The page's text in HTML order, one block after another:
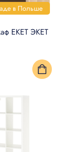
в Польше
EKET ЭКЕТ